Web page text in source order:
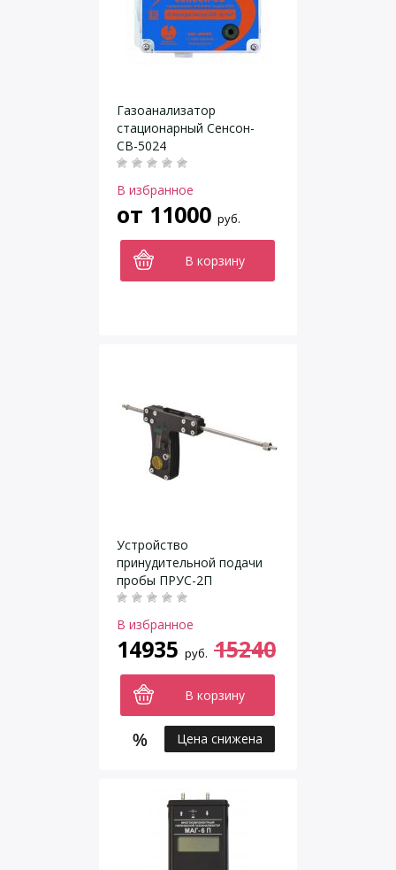
Газоанализатор
стационарный Сенсон-
СВ-5024
В избранное
от 11000 руб.
В корзину
Устройство
принудительной подачи
пробы ПРУС-2П
В избранное
14935 руб. 15240
В корзину
Цена снижена